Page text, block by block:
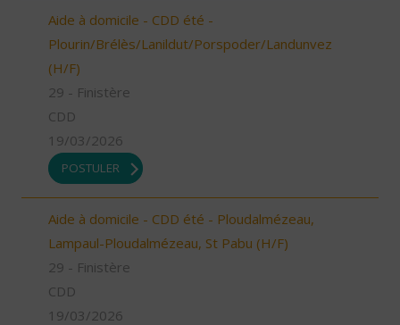
Aide à domicile - CDD été -
Plourin/Brélès/Lanildut/Porspoder/Landunvez
(H/F)
29 - Finistère
CDD
19/03/2026
POSTULER
Aide à domicile - CDD été - Ploudalmézeau,
Lampaul-Ploudalmézeau, St Pabu (H/F)
29 - Finistère
CDD
19/03/2026